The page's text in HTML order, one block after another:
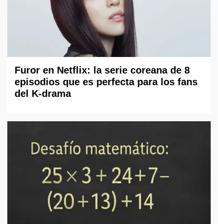
Furor en Netflix: la serie coreana de 8
episodios que es perfecta para los fans
del K-drama